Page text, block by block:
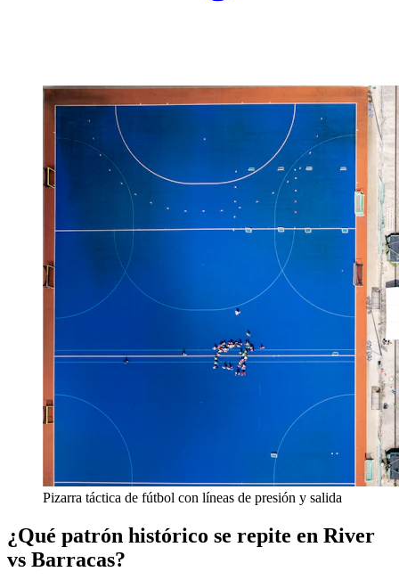
Pizarra táctica de fútbol con líneas de presión y salida
¿Qué patrón histórico se repite en River
vs Barracas?